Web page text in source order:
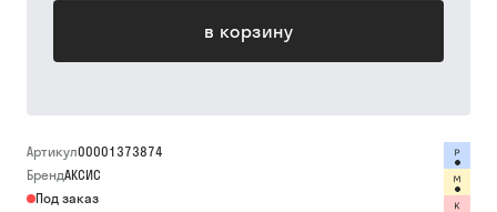
в корзину
Артикул00001373874
БрендАКСИС
Под заказ